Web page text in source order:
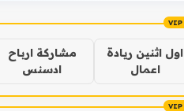
اول اثنين ريادة
اعمال
مشاركة ارباح
ادسنس